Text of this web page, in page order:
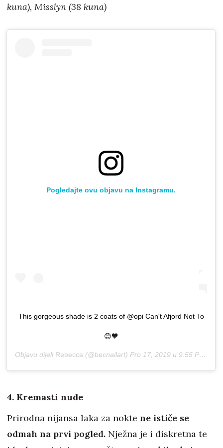
kuna), Misslyn (38 kuna)
Pogledajte ovu objavu na Instagramu.
This gorgeous shade is 2 coats of @opi Can't Afjord Not To
😊🧡
Objavu dijeli Rebecca (@becnailart) Pro 17, 2019 u 9:55 PST
4. Kremasti nude
Prirodna nijansa laka za nokte ne ističe se
odmah na prvi pogled. Nježna je i diskretna te